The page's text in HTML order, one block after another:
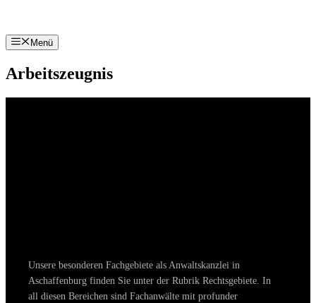
springen
Menü
Arbeitszeugnis
Unsere besonderen Fachgebiete als Anwaltskanzlei in
Aschaffenburg finden Sie unter der Rubrik Rechtsgebiete. In
all diesen Bereichen sind Fachanwälte mit profunder